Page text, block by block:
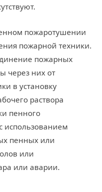
пожаротушении
пожарной техники.
пожарных
через них от
в установку
раствора
пенного
использованием
пенных или
или
или аварии.